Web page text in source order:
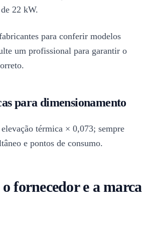
22 kW.
para conferir modelos
um profissional para garantir o
para dimensionamento
térmica × 0,073; sempre
e pontos de consumo.
fornecedor e a marca